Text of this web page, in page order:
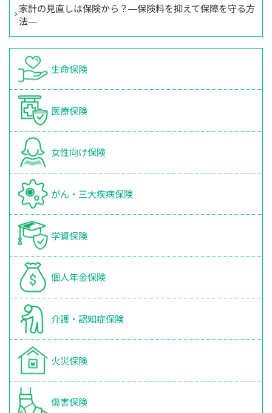
家計の見直しは保険から？―保険料を抑えて保障を守る方
法―
生命保険
医療保険
女性向け保険
がん・三大疾病保険
学資保険
個人年金保険
介護・認知症保険
火災保険
傷害保険